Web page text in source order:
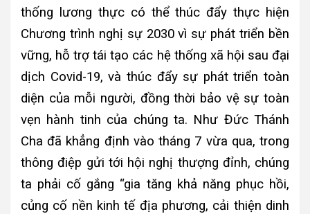
thống lương thực có thể thúc đẩy thực hiện
Chương trình nghị sự 2030 vì sự phát triển bền
vững, hỗ trợ tái tạo các hệ thống xã hội sau đại
dịch Covid-19, và thúc đẩy sự phát triển toàn
diện của mỗi người, đồng thời bảo vệ sự toàn
vẹn hành tinh của chúng ta. Như Đức Thánh
Cha đã khẳng định vào tháng 7 vừa qua, trong
thông điệp gửi tới hội nghị thượng đỉnh, chúng
ta phải cố gắng “gia tăng khả năng phục hồi,
củng cố nền kinh tế địa phương, cải thiện dinh